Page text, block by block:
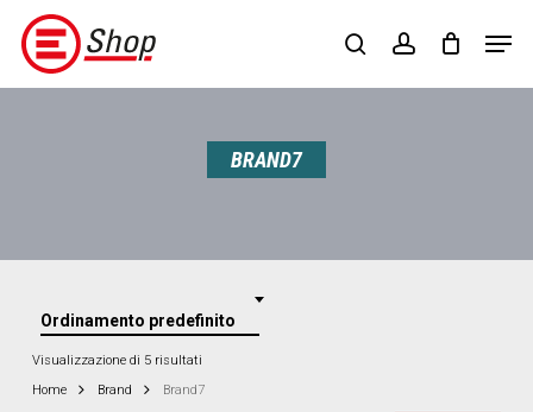
Skip
main
searchaccount
BRAND7
Ordinamento predefinito
Visualizzazione di 5 risultati
Home
Brand Brand7